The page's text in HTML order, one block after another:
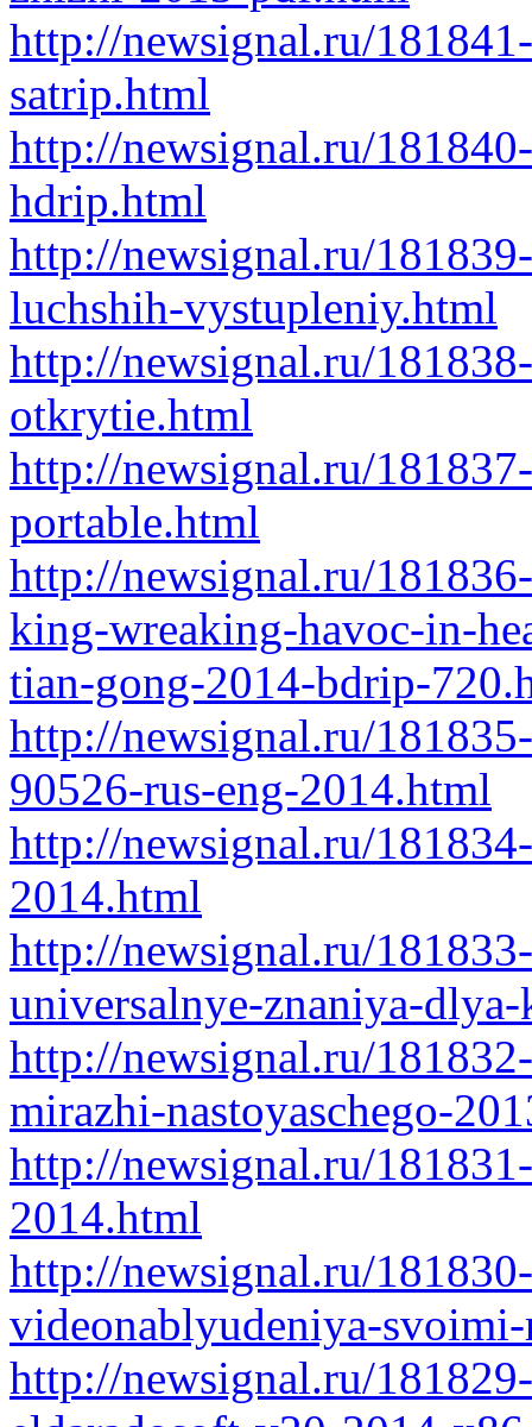
http://newsignal.ru/
satrip.html
http://newsignal.ru/
hdrip.html
http://newsignal.ru/
luchshih-vystupleniy.html
http://newsignal.ru/
otkrytie.html
http://newsignal.ru/
portable.html
http://newsignal.ru/
king-wreaking-havoc-in-
tian-gong-2014-bdrip-
http://newsignal.ru/
90526-rus-eng-2014.html
http://newsignal.ru/
2014.html
http://newsignal.ru/
universalnye-znaniya-
http://newsignal.ru/
mirazhi-nastoyaschego-
http://newsignal.ru/
2014.html
http://newsignal.ru/
videonablyudeniya-
http://newsignal.ru/